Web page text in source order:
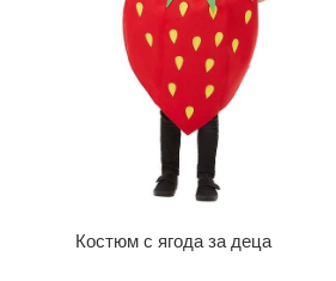
Костюм с ягода за деца